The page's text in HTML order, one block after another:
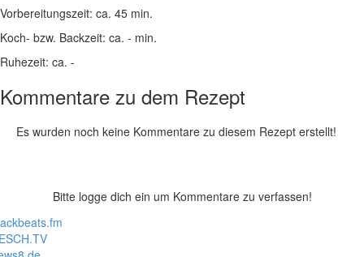
Vorbereitungszeit: ca. 45 min.
Koch- bzw. Backzeit: ca. - min.
Ruhezeit: ca. -
Kommentare zu dem Rezept
Es wurden noch keine Kommentare zu diesem Rezept erstellt!
Bitte logge dich ein um Kommentare zu verfassen!